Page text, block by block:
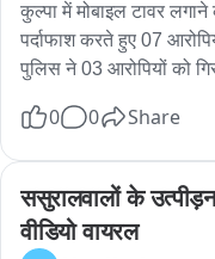
कुल्पा में मोबाइल टावर
पर्दाफाश करते हुए 07
पुलिस ने 03 आरोपियों को
3.75 लाख रुपये का मशरुका
हैं। पुलिस के अनुसार विगत
जगह देखने के बहाने शत्रुगन
पासबुक देखने के नाम पर घर
0 0 Share
ससुरालवालों के
वीडियो वायरल